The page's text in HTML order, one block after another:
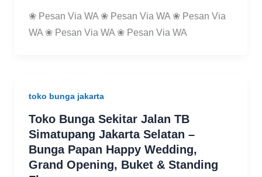
❀ Pesan Via WA ❀ Pesan Via WA ❀ Pesan Via
WA ❀ Pesan Via WA ❀ Pesan Via WA
toko bunga jakarta
Toko Bunga Sekitar Jalan TB
Simatupang Jakarta Selatan –
Bunga Papan Happy Wedding,
Grand Opening, Buket & Standing